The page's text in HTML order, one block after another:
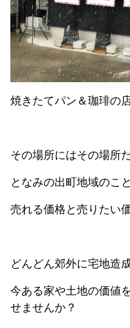
焼きたてパン＆珈琲の
その場所にはその場所
となみの出町地域のこ
売れる価格と売りたい
どんどん郊外に宅地造
今ある家や土地の価値
せませんか？